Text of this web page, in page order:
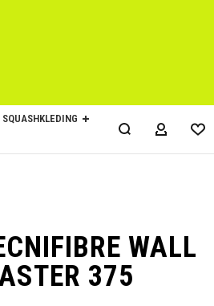
SQUASHKLEDING
ACCOUNT
WALL
375